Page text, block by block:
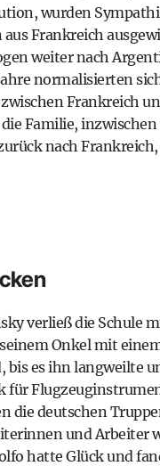
wurden
Frankreich
weiter nach
normalisierten
Frankreich
Familie,
nach
verließ die Schule
Onkel mit
bis es ihn langweilte
für
die deutschen
und Arbeiter
hatte Glück und